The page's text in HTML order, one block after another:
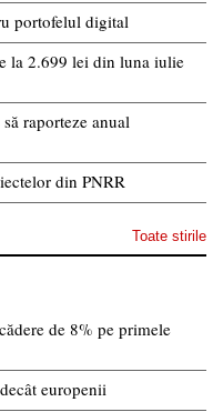
portofelul digital
la 2.699 lei din luna iulie
raporteze anual
din PNRR
Toate stirile
de 8% pe primele
europenii